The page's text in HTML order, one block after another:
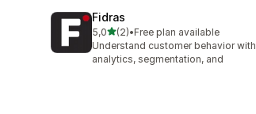
Fidras
5,0na 5 gwiazdek
(2)
Łączna liczba recenzji: 2
•Free plan available
Understand customer behavior with
analytics, segmentation, and